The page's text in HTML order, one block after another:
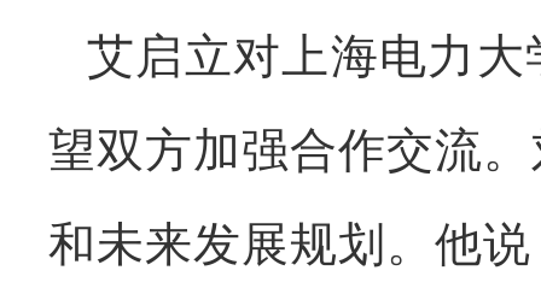
艾启立对上海电力
望双方加强合作交流
和未来发展规划。他